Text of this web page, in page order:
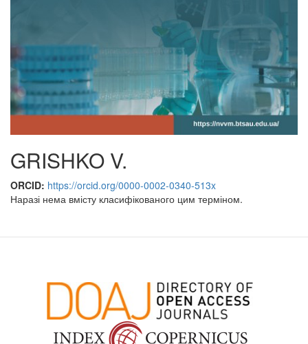
GRISHKO V.
ORCID: https://orcid.org/0000-0002-0340-513x
Наразі нема вмісту класифікованого цим терміном.